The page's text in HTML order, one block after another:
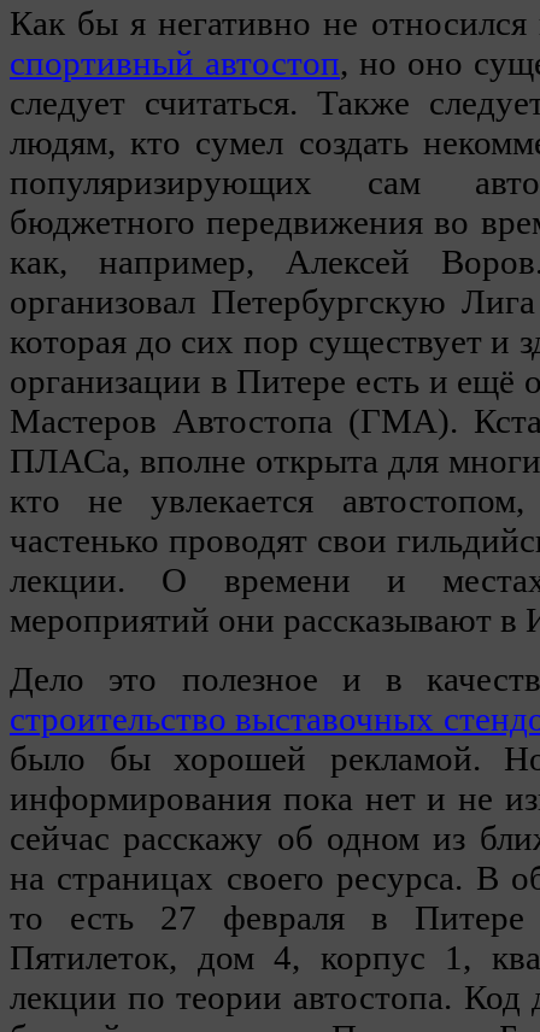
Как бы я негативно не
спортивный автостоп, но оно
следует считаться. Также
людям, кто сумел создать
популяризирующих сам
бюджетного передвижения во
как, например, Алексей
организовал Петербургскую
которая до сих пор существует и
организации в Питере есть и ещё
Мастеров Автостопа (ГМА).
ПЛАСа, вполне открыта для
кто не увлекается
частенько проводят свои
лекции. О времени и
мероприятий они рассказывают в
Дело это полезное и в
строительство выставочных
было бы хорошей рекламой.
информирования пока нет и не
сейчас расскажу об одном из
на страницах своего ресурса. В
то есть 27 февраля в Питере
Пятилеток, дом 4, корпус 1,
лекции по теории автостопа. Код